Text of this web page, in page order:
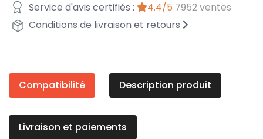
Service d'avis certifiés :
4.4/5 7952 ventes
Conditions de livraison et retours
Compatibilité Description produit
Livraison et paiements